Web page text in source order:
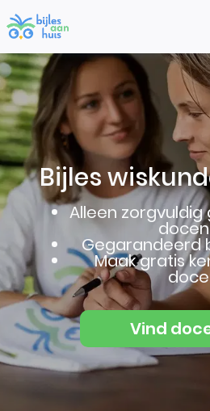
Bijles
Alleen
Gegarandeerd
Maak gratis
Vind